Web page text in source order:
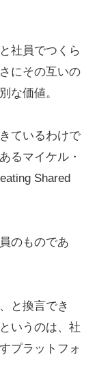
社員でつくら
にその互いの
な価値。
ているわけで
るマイケル・
Shared
のものであ
と換言でき
いうのは、社
プラットフォ